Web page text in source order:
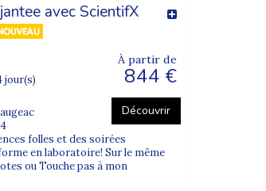
des départs depuis
pour les familles
duBAFAou duBAFD.
l’accompagnement par
avec ScientifX
jour(s)
À partir de
844 €
Découvrir
folles et des soirées
en laboratoire! Sur le même
ou Touche pas à mon